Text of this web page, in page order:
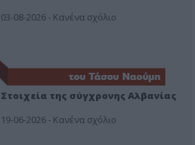
03-08-2026 - Κανένα σχόλιο
Στοιχεία της σύγχρονης Αλβανίας
19-06-2026 - Κανένα σχόλιο